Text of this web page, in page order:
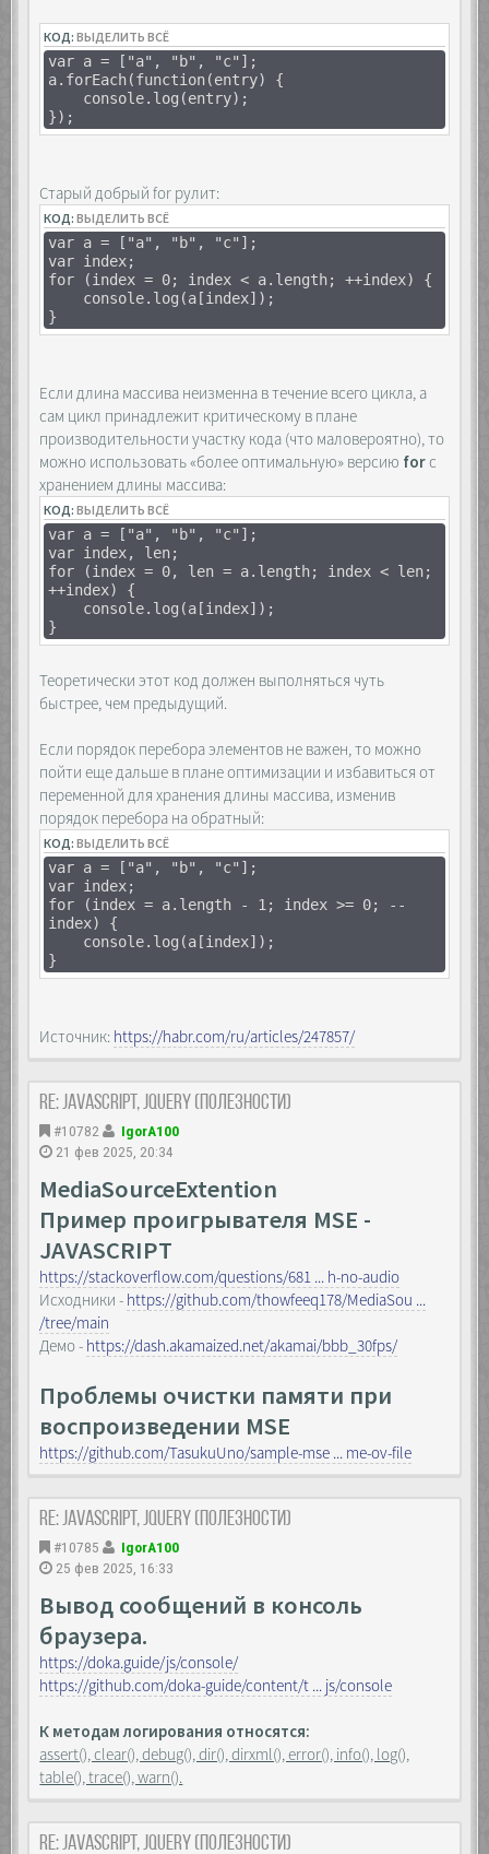
КОД:ВЫДЕЛИТЬ ВСЁ
var a = ["a", "b", "c"];
a.forEach(function(entry) {
console.log(entry);
});
Старый добрый for рулит:
КОД:ВЫДЕЛИТЬ ВСЁ
var a = ["a", "b", "c"];
var index;
for (index = 0; index < a.length; ++index) {
console.log(a[index]);
}
Если длина массива неизменна в течение всего цикла, а
сам цикл принадлежит критическому в плане
производительности участку кода (что маловероятно), то
можно использовать «более оптимальную» версию forс
хранением длины массива:
КОД:ВЫДЕЛИТЬ ВСЁ
var a = ["a", "b", "c"];
var index, len;
for (index = 0, len = a.length; index < len;
++index) {
console.log(a[index]);
}
Теоретически этот код должен выполняться чуть
быстрее, чем предыдущий.
Если порядок перебора элементов не важен, то можно
пойти еще дальше в плане оптимизации и избавиться от
переменной для хранения длины массива, изменив
порядок перебора на обратный:
КОД:ВЫДЕЛИТЬ ВСЁ
var a = ["a", "b", "c"];
var index;
for (index = a.length - 1; index >= 0; --
index) {
console.log(a[index]);
}
Источник: https://habr.com/ru/articles/247857/
Re: JavaScript, Jquery (полезности)
#10782
IgorA100
21 фев 2025, 20:34
MediaSourceExtention
Пример проигрывателя MSE -
JAVASCRIPT
https://stackoverflow.com/questions/681 ... h-no-audio
Исходники - https://github.com/thowfeeq178/MediaSou ...
/tree/main
Демо - https://dash.akamaized.net/akamai/bbb_30fps/
Проблемы очистки памяти при
воспроизведении MSE
https://github.com/TasukuUno/sample-mse ... me-ov-file
Re: JavaScript, Jquery (полезности)
#10785
IgorA100
25 фев 2025, 16:33
Вывод сообщений в консоль
браузера.
https://doka.guide/js/console/
https://github.com/doka-guide/content/t ... js/console
К методам логирования относятся:
assert(), clear(), debug(), dir(), dirxml(), error(), info(), log(),
table(), trace(), warn().
Re: JavaScript, Jquery (полезности)